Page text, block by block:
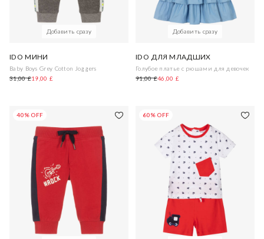
Добавить сразу
IDO МИНИ
Baby Boys Grey Cotton Joggers
31,00 £19,00 £
Добавить сразу
IDO ДЛЯ МЛАДШИХ
Голубое платье с рюшами для девочек
91,00 £46,00 £
40% OFF 60% OFF